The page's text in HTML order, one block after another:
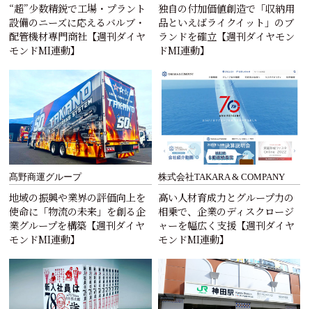
“超”少数精鋭で工場・プラント
設備のニーズに応えるバルブ・
配管機材専門商社【週刊ダイヤ
モンドMI連動】
独自の付加価値創造で「収納用
品といえばライクイット」のブ
ランドを確立【週刊ダイヤモン
ドMI連動】
髙野商運グループ
地域の振興や業界の評価向上を
使命に「物流の未来」を創る企
業グループを構築【週刊ダイヤ
モンドMI連動】
株式会社TAKARA & COMPANY
高い人材育成力とグループ力の
相乗で、企業のディスクロージ
ャーを幅広く支援【週刊ダイヤ
モンドMI連動】